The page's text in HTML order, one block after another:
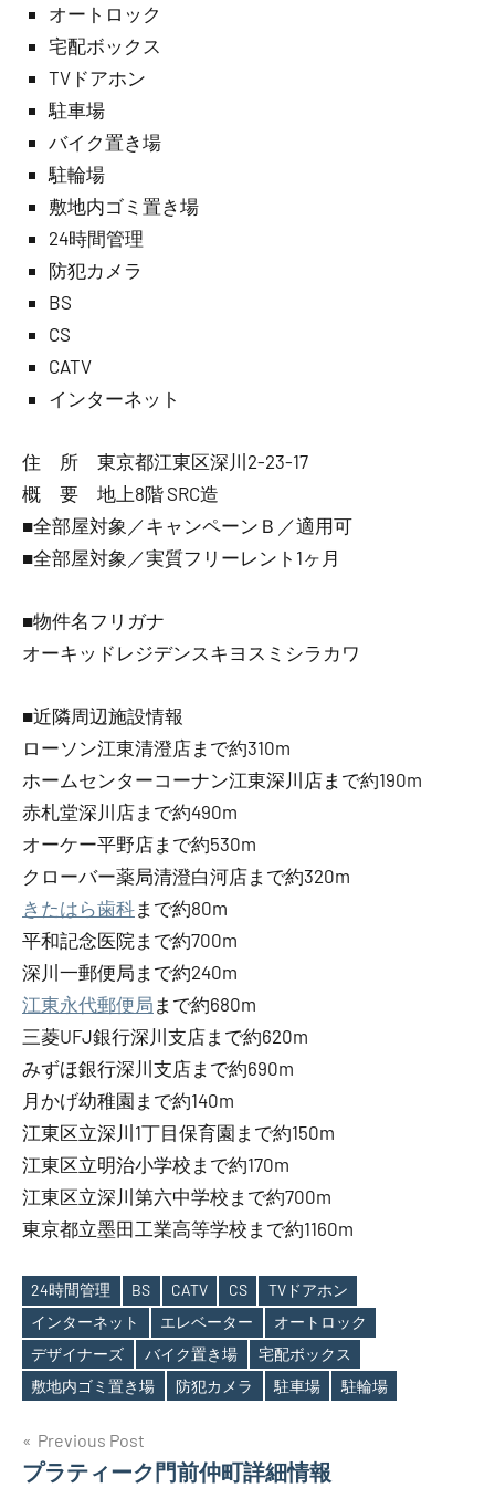
オートロック
宅配ボックス
TVドアホン
駐車場
バイク置き場
駐輪場
敷地内ゴミ置き場
24時間管理
防犯カメラ
BS
CS
CATV
インターネット
住 所 東京都江東区深川2-23-17
概 要 地上8階 SRC造
■全部屋対象／キャンペーンＢ／適用可
■全部屋対象／実質フリーレント1ヶ月
■物件名フリガナ
オーキッドレジデンスキヨスミシラカワ
■近隣周辺施設情報
ローソン江東清澄店まで約310m
ホームセンターコーナン江東深川店まで約190m
赤札堂深川店まで約490m
オーケー平野店まで約530m
クローバー薬局清澄白河店まで約320m
きたはら歯科まで約80m
平和記念医院まで約700m
深川一郵便局まで約240m
江東永代郵便局 まで約680m
三菱UFJ銀行深川支店まで約620m
みずほ銀行深川支店まで約690m
月かげ幼稚園まで約140m
江東区立深川1丁目保育園まで約150m
江東区立明治小学校まで約170m
江東区立深川第六中学校まで約700m
東京都立墨田工業高等学校まで約1160m
Tags
24時間管理 BS CATV CS
TVドアホン
インターネット
エレベーター
オートロック
デザイナーズ
バイク置き場
宅配ボックス
敷地内ゴミ置き場
防犯カメラ 駐車場 駐輪場
投
稿
Previous Post
プラティーク門前仲町詳細情報